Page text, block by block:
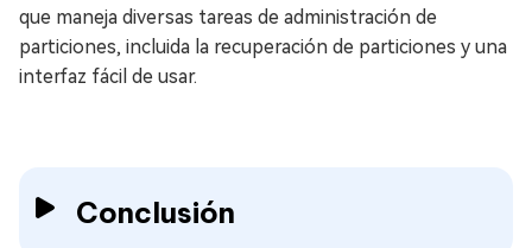
que maneja diversas tareas de administración de
particiones, incluida la recuperación de particiones y una
interfaz fácil de usar.
Conclusión